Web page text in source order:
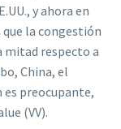
y ahora en
la congestión
mitad respecto a
China, el
preocupante,
(VV).